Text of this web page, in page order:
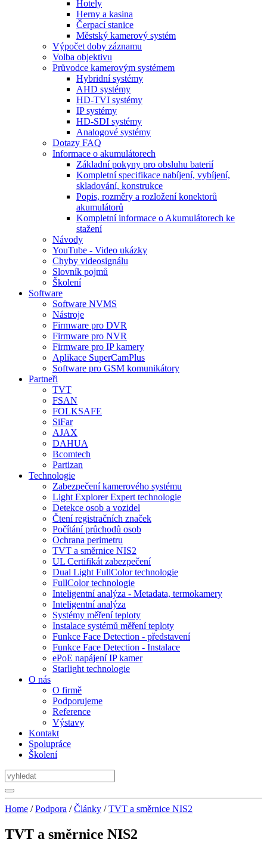
Hotely
Herny a kasina
Čerpací stanice
Městský kamerový systém
Výpočet doby záznamu
Volba objektivu
Průvodce kamerovým systémem
Hybridní systémy
AHD systémy
HD-TVI systémy
IP systémy
HD-SDI systémy
Analogové systémy
Dotazy FAQ
Informace o akumulátorech
Základní pokyny pro obsluhu baterií
Kompletní specifikace nabíjení, vybíjení,
skladování, konstrukce
Popis, rozměry a rozložení konektorů
akumulátorů
Kompletní informace o Akumulátorech ke
stažení
Návody
YouTube - Video ukázky
Chyby videosignálu
Slovník pojmů
Školení
Software
Software NVMS
Nástroje
Firmware pro DVR
Firmware pro NVR
Firmware pro IP kamery
Aplikace SuperCamPlus
Software pro GSM komunikátory
Partneři
TVT
FSAN
FOLKSAFE
SiFar
AJAX
DAHUA
Bcomtech
Partizan
Technologie
Zabezpečení kamerového systému
Light Explorer Expert technologie
Detekce osob a vozidel
Čtení registračních značek
Počítání průchodů osob
Ochrana perimetru
TVT a směrnice NIS2
UL Certifikát zabezpečení
Dual Light FullColor technologie
FullColor technologie
Inteligentní analýza - Metadata, termokamery
Inteligentní analýza
Systémy měření teploty
Instalace systémů měření teploty
Funkce Face Detection - představení
Funkce Face Detection - Instalace
ePoE napájení IP kamer
Starlight technologie
O nás
O firmě
Podporujeme
Reference
Výstavy
Kontakt
Spolupráce
Školení
Home / Podpora / Články / TVT a směrnice NIS2
TVT a směrnice NIS2